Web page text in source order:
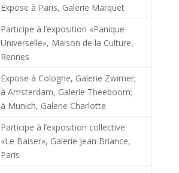
Expose à Paris, Galerie Marquet
Participe à l’exposition «Panique
Universelle», Maison de la Culture,
Rennes
Expose à Cologne, Galerie Zwirner;
à Amsterdam, Galerie Theeboom;
à Munich, Galerie Charlotte
Participe à l’exposition collective
«Le Baiser», Galerie Jean Briance,
Paris